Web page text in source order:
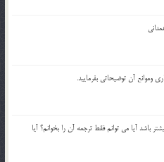
وموانع آن توضيحاتي بفرماييد.
باشد آيا مي توانم فقط ترجمه آن را بخوانم؟ آيا